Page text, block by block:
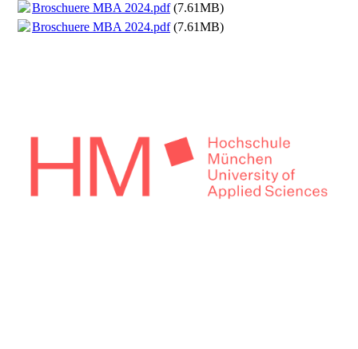
Broschuere MBA 2024.pdf(7.61MB)
Broschuere MBA 2024.pdf(7.61MB)